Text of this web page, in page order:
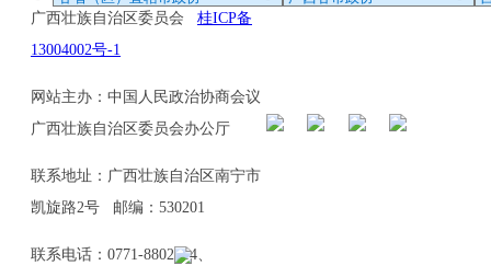
广西壮族自治区委员会 桂ICP备
13004002号-1
网站主办：中国人民政治协商会议
广西壮族自治区委员会办公厅
联系地址：广西壮族自治区南宁市
凯旋路2号 邮编：530201
联系电话：0771-8802114、